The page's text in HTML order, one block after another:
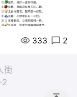
333 2
街
2